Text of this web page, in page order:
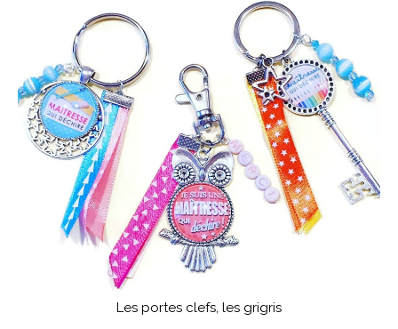
Les portes clefs, les grigris